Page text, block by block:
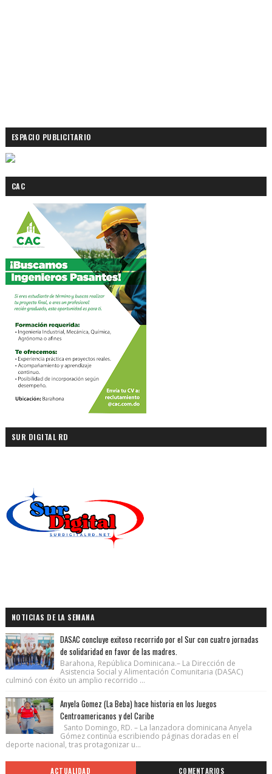
ESPACIO PUBLICITARIO
CAC
SUR DIGITAL RD
NOTICIAS DE LA SEMANA
DASAC concluye exitoso recorrido por el Sur con cuatro jornadas
de solidaridad en favor de las madres.
Barahona, República Dominicana.– La Dirección de
Asistencia Social y Alimentación Comunitaria (DASAC)
culminó con éxito un amplio recorrido ...
Anyela Gomez (La Beba) hace historia en los Juegos
Centroamericanos y del Caribe
Santo Domingo, RD. – La lanzadora dominicana Anyela
Gómez continúa escribiendo páginas doradas en el
deporte nacional, tras protagonizar u...
ACTUALIDAD COMENTARIOS